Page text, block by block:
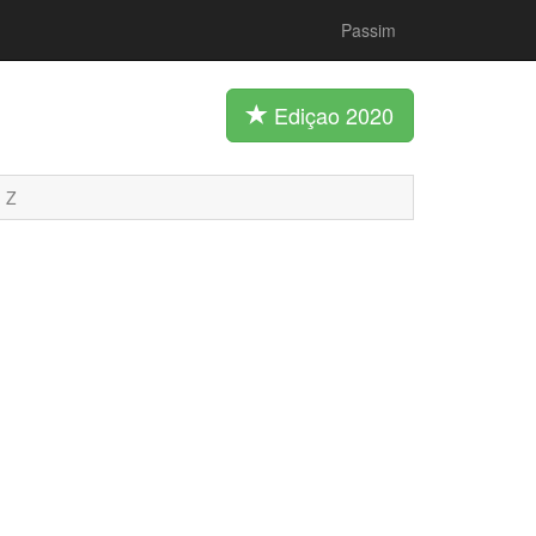
Passim
Ediçao 2020
Z